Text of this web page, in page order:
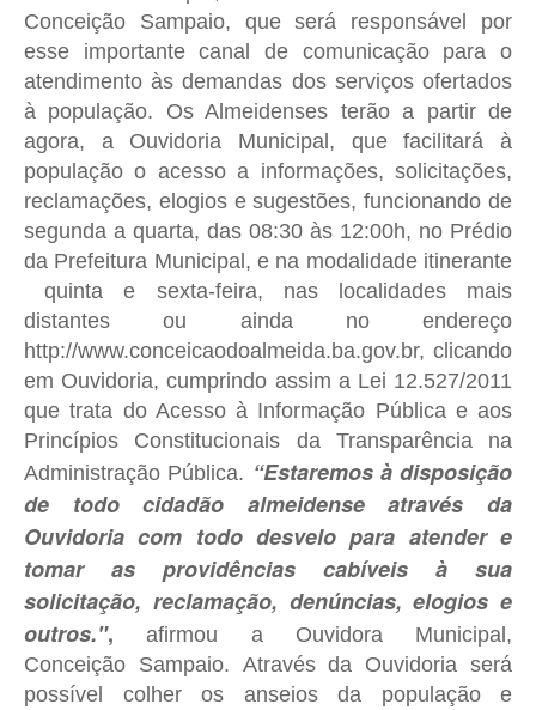
Conceição Sampaio, que será responsável por
esse importante canal de comunicação para o
atendimento às demandas dos serviços ofertados
à população. Os Almeidenses terão a partir de
agora, a Ouvidoria Municipal, que facilitará à
população o acesso a informações, solicitações,
reclamações, elogios e sugestões, funcionando de
segunda a quarta, das 08:30 às 12:00h, no Prédio
da Prefeitura Municipal, e na modalidade itinerante
quinta e sexta-feira, nas localidades mais
distantes ou ainda no endereço
http://www.conceicaodoalmeida.ba.gov.br, clicando
em Ouvidoria, cumprindo assim a Lei 12.527/2011
que trata do Acesso à Informação Pública e aos
Princípios Constitucionais da Transparência na
Administração Pública. “Estaremos à disposição
de todo cidadão almeidense através da
Ouvidoria com todo desvelo para atender e
tomar as providências cabíveis à sua
solicitação, reclamação, denúncias, elogios e
outros.", afirmou a Ouvidora Municipal,
Conceição Sampaio. Através da Ouvidoria será
possível colher os anseios da população e